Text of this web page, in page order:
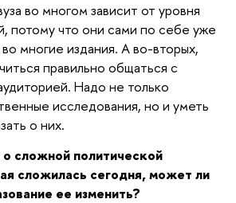
во многом зависит от уровня
потому что они сами по себе уже
многие издания. А во-вторых,
правильно общаться с
Надо не только
исследования, но и уметь
о них.
сложной политической
сложилась сегодня, может ли
ее изменить?